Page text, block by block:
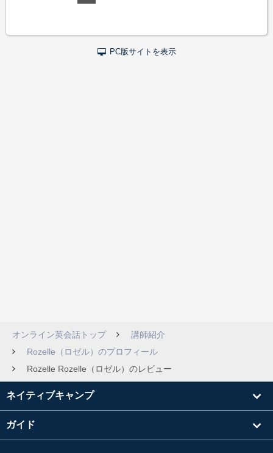
PC版サイトを表示
オンライン英会話トップ
講師紹介
Rozelle（ロゼル）のプロフィール
Rozelle Rozelle（ロゼル）のレビュー
ネイティブキャンプ
ガイド